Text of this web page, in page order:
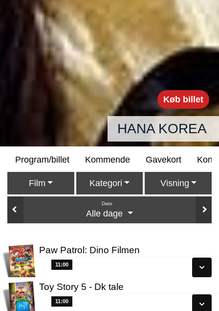
HANA KOREA
Køb billet
Program/billet Kommende Gavekort
Film Kategori Visning
Dato
Alle dage
Paw Patrol: Dino Filmen
11:00
Toy Story 5 - Dk tale
11:00